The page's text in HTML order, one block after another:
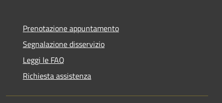
Prenotazione appuntamento
Segnalazione disservizio
Leggi le FAQ
Richiesta assistenza